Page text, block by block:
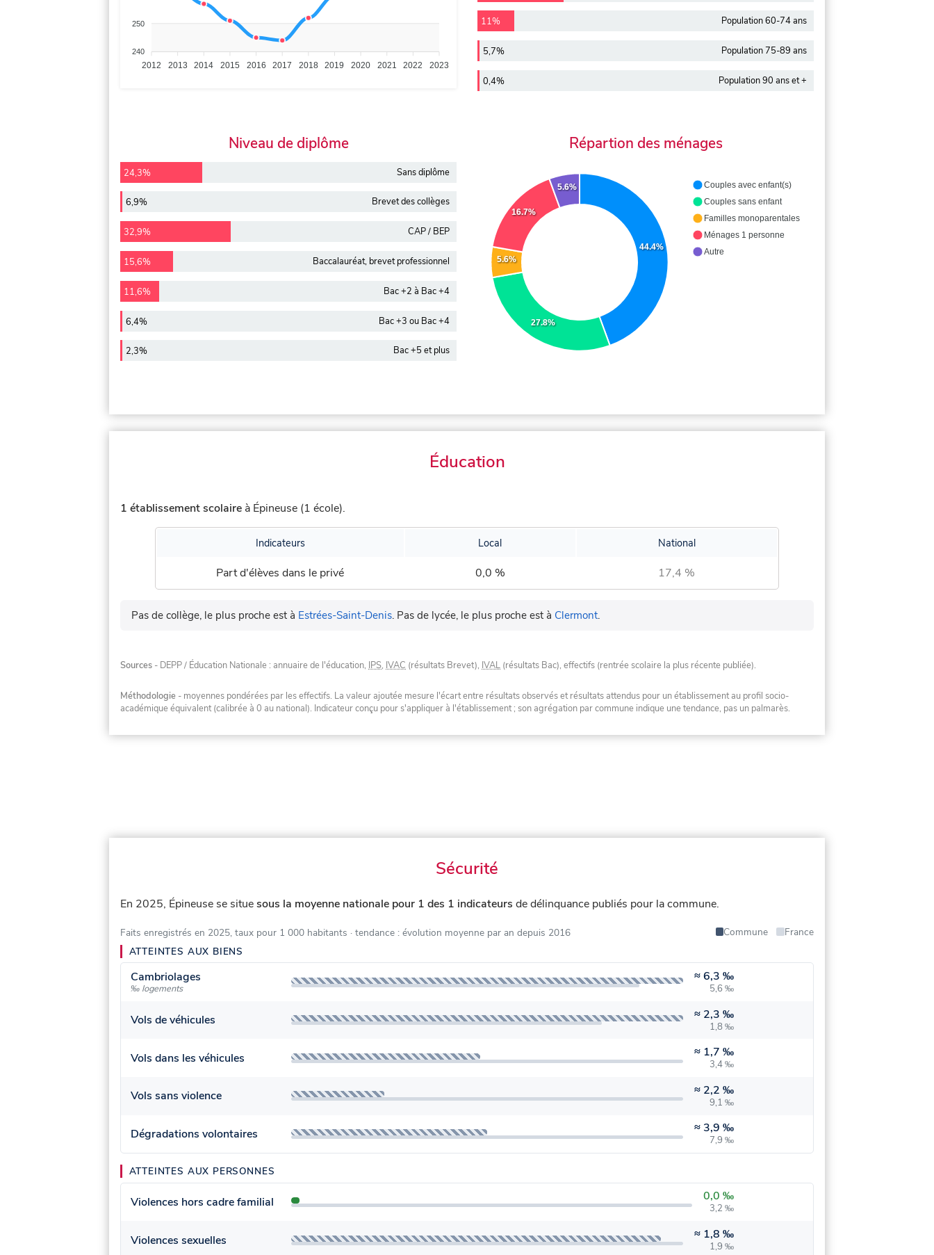
250
240
2012 2013 2014 2015 2016 2017 2018 2019 2020 2021 2022 2023
11% Population 60-74 ans
5,7% Population 75-89 ans
0,4% Population 90 ans et +
Niveau de diplôme
24,3% Sans diplôme
6,9% Brevet des collèges
32,9% CAP / BEP
15,6% Baccalauréat, brevet professionnel
11,6% Bac +2 à Bac +4
6,4% Bac +3 ou Bac +4
2,3% Bac +5 et plus
Répartion des ménages
44.4%
27.8%
5.6%
16.7%
5.6%
Couples avec enfant(s)
Couples sans enfant
Familles monoparentales
Ménages 1 personne
Autre
Éducation
1 établissement scolaire à Épineuse (1 école).
Indicateurs Local National
Part d'élèves dans le privé 0,0 % 17,4 %
Pas de collège, le plus proche est à Estrées-Saint-Denis. Pas de lycée, le plus proche est à Clermont.
Sources - DEPP / Éducation Nationale : annuaire de l'éducation, IPS, IVAC (résultats Brevet), IVAL (résultats Bac), effectifs (rentrée scolaire la plus récente publiée).
Méthodologie - moyennes pondérées par les effectifs. La valeur ajoutée mesure l'écart entre résultats observés et résultats attendus pour un établissement au profil socio-
académique équivalent (calibrée à 0 au national). Indicateur conçu pour s'appliquer à l'établissement ; son agrégation par commune indique une tendance, pas un palmarès.
Sécurité
En 2025, Épineuse se situesous la moyenne nationale pour 1 des 1 indicateurs de délinquance publiés pour la commune.
Faits enregistrés en 2025, taux pour 1 000 habitants · tendance : évolution moyenne par an depuis 2016 Commune
France
ATTEINTES AUX BIENS
Cambriolages
‰ logements
≈6,3 ‰
5,6 ‰
Vols de véhicules ≈ 2,3 ‰
1,8 ‰
Vols dans les véhicules ≈ 1,7 ‰
3,4 ‰
Vols sans violence ≈ 2,2 ‰
9,1 ‰
Dégradations volontaires ≈ 3,9 ‰
7,9 ‰
ATTEINTES AUX PERSONNES
Violences hors cadre familial 0,0 ‰
3,2 ‰
Violences sexuelles ≈ 1,8 ‰
1,9 ‰